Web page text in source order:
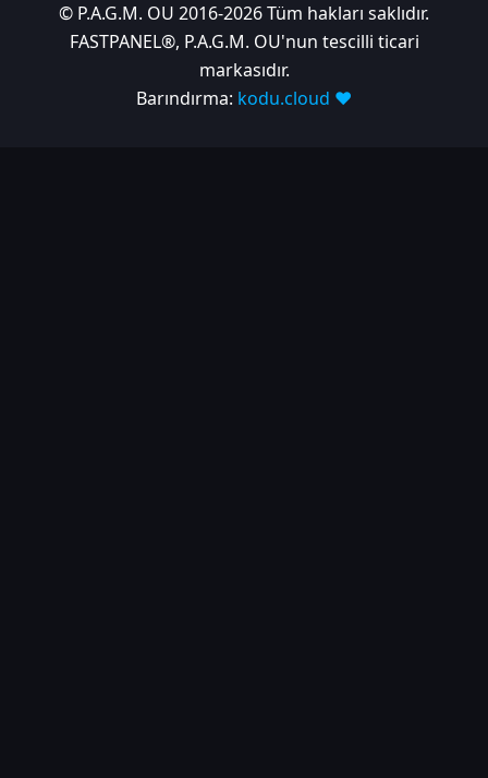
© P.A.G.M. OU 2016-2026 Tüm hakları saklıdır.
FASTPANEL®, P.A.G.M. OU'nun tescilli ticari
markasıdır.
Barındırma: kodu.cloud ❤️